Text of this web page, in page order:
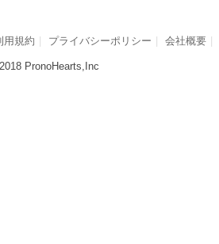
用規約 プライバシーポリシー 会社概要
PronoHearts,Inc